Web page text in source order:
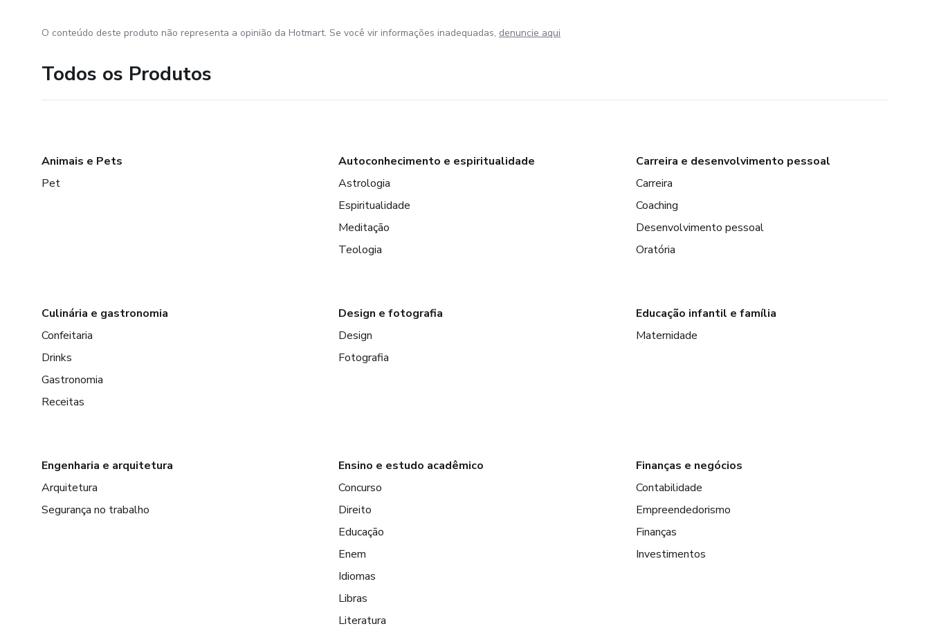
O conteúdo deste produto não representa a opinião da Hotmart. Se você vir informações inadequadas, denuncie aqui
Todos os Produtos
Animais e Pets
Pet
Autoconhecimento e espiritualidade
Astrologia
Espiritualidade
Meditação
Teologia
Carreira e desenvolvimento pessoal
Carreira
Coaching
Desenvolvimento pessoal
Oratória
Culinária e gastronomia
Confeitaria
Drinks
Gastronomia
Receitas
Design e fotografia
Design
Fotografia
Educação infantil e família
Maternidade
Engenharia e arquitetura
Arquitetura
Segurança no trabalho
Ensino e estudo acadêmico
Concurso
Direito
Educação
Enem
Idiomas
Libras
Literatura
Finanças e negócios
Contabilidade
Empreendedorismo
Finanças
Investimentos